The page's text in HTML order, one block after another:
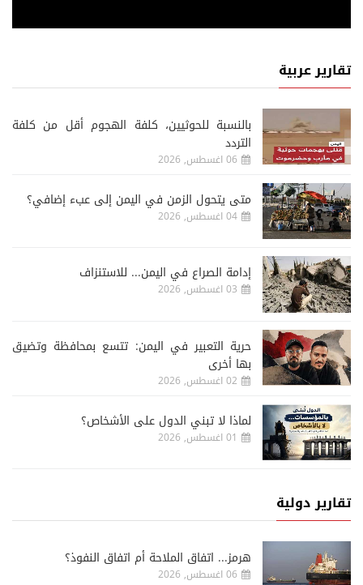
تقارير عربية
‏بالنسبة للحوثيين، كلفة الهجوم أقل من كلفة
التردد
06 اغسطس, 2026
متى يتحول الزمن في اليمن إلى عبء إضافي؟
04 اغسطس, 2026
إدامة الصراع في اليمن... للاستنزاف
03 اغسطس, 2026
حرية التعبير في اليمن: تتسع بمحافظة وتضيق
بها أخرى
02 اغسطس, 2026
لماذا لا تبني الدول على الأشخاص؟
01 اغسطس, 2026
تقارير دولية
هرمز... اتفاق الملاحة أم اتفاق النفوذ؟
06 اغسطس, 2026